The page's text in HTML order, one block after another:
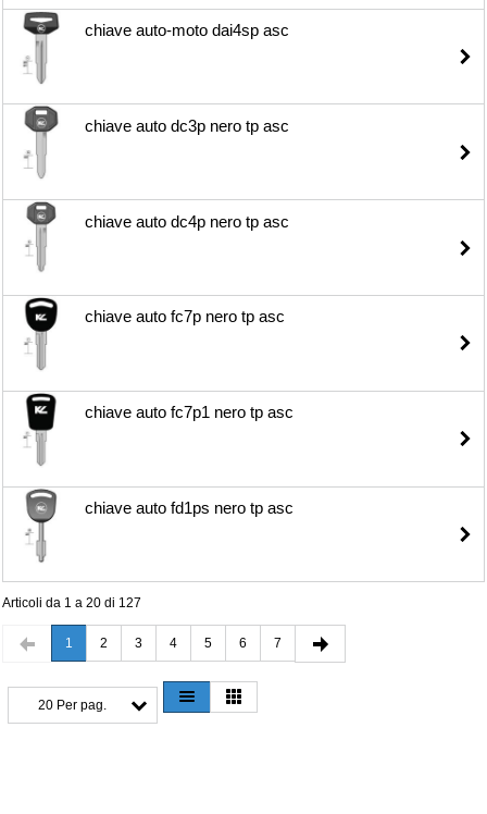
chiave auto-moto dai4sp asc
chiave auto dc3p nero tp asc
chiave auto dc4p nero tp asc
chiave auto fc7p nero tp asc
chiave auto fc7p1 nero tp asc
chiave auto fd1ps nero tp asc
Articoli da 1 a 20 di 127
1 2 3 4 5 6 7
20 Per pag.